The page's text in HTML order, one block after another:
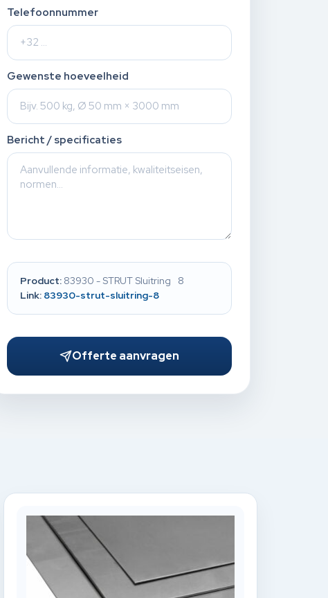
Telefoonnummer
Gewenste hoeveelheid
Bericht / specificaties
Product: 83930 - STRUT Sluitring 8
Link: 83930-strut-sluitring-8
Offerte aanvragen